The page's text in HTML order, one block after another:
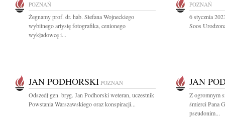
POZNAŃ
Żegnamy prof. dr. hab. Stefana Wojneckiego
wybitnego artystę fotografika, cenionego
wykładowcę i...
POZNAŃ
6 stycznia
Soos
JAN PODHORSKI POZNAŃ
Odszedł gen. bryg. Jan Podhorski weteran, uczestnik
Powstania Warszawskiego oraz konspiracji...
JAN
Z ogromnym
śmierci Pana
pseudonim...